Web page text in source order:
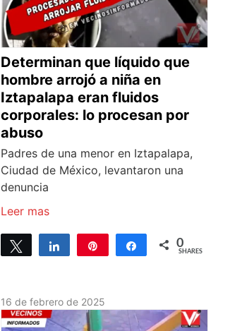
Determinan que líquido que
hombre arrojó a niña en
Iztapalapa eran fluidos
corporales: lo procesan por
abuso
Padres de una menor en Iztapalapa,
Ciudad de México, levantaron una
denuncia
Leer mas
Tweet Share Share 0
SHARES
16 de febrero de 2025